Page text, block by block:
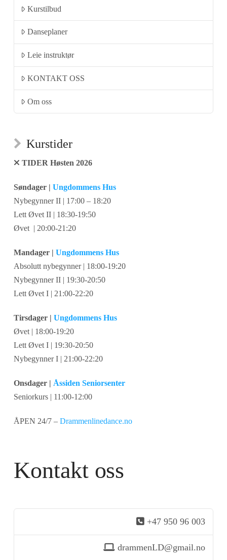
Kurstilbud
Danseplaner
Leie instruktør
KONTAKT OSS
Om oss
Kurstider
TIDER Høsten 2026
Søndager | Ungdommens Hus
Nybegynner II | 17:00 – 18:20
Lett Øvet II | 18:30-19:50
Øvet | 20:00-21:20
Mandager | Ungdommens Hus
Absolutt nybegynner | 18:00-19:20
Nybegynner II | 19:30-20:50
Lett Øvet I | 21:00-22:20
Tirsdager | Ungdommens Hus
Øvet | 18:00-19:20
Lett Øvet I | 19:30-20:50
Nybegynner I | 21:00-22:20
Onsdager | Åssiden Seniorsenter
Seniorkurs | 11:00-12:00
ÅPEN 24/7 – Drammenlinedance.no
Kontakt oss
+47 950 96 003
drammenLD@gmail.no